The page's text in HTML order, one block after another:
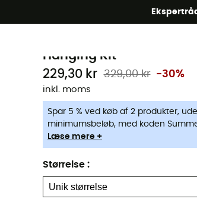
Camping køkken
Hanging Kit
229,30 kr 329,00 kr -30%
inkl. moms
Spar 5 % ved køb af 2 produkter,
minimumsbeløb, med koden
Læse mere +
Størrelse :